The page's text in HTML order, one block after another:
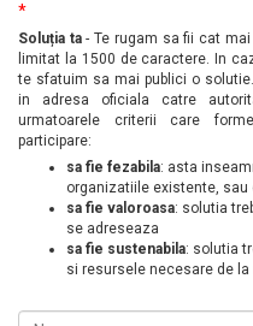
*
Soluția ta- Te rugam sa fii cat
limitat la 1500 de caractere. In
te sfatuim sa mai publici o
in adresa oficiala catre
urmatoarele criterii care
participare:
sa fie fezabila: asta
organizatiile existente, sau
sa fie valoroasa: solutia
se adreseaza
sa fie sustenabila: solutia
si resursele necesare de